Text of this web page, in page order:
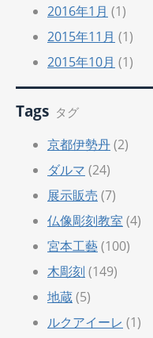
2016年1月 (1)
2015年11月 (1)
2015年10月 (1)
Tags タグ
京都伊勢丹(2)
ダルマ (24)
展示販売 (7)
仏像彫刻教室 (4)
宮本工藝(100)
木彫刻 (149)
地蔵(5)
ルクアイーレ (1)